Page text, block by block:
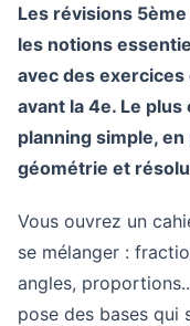
Les révisions
les notions
avec des
avant la 4e. Le
planning simple,
géométrie et
Vous ouvrez un
se mélanger :
angles,
pose des bases qui